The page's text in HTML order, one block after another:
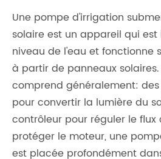
Une pompe d'irrigation
solaire est un appareil qui est
niveau de l'eau et fonctionne
à partir de panneaux
comprend généralement:
pour convertir la lumière du
contrôleur pour réguler le
protéger le moteur, une
est placée profondément